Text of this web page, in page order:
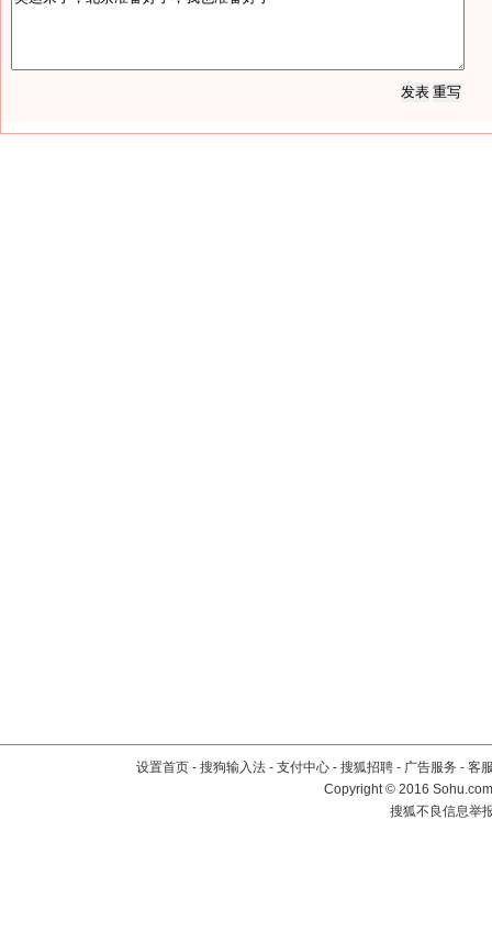
设置首页 - 搜狗输入法 - 支付中心 - 搜狐招聘 - 广告服务 - 客
Copyright©2016
搜狐不良信息举